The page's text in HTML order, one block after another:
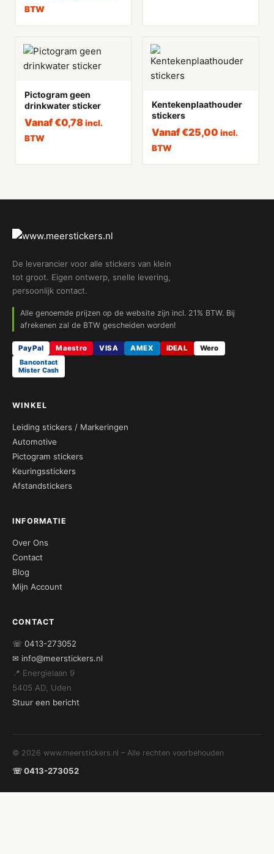
BTW
Pictogram geen
drinkwater sticker
Vanaf€0,78 incl.
BTW
Kentekenplaathouder
stickers
Vanaf€25,00 incl.
BTW
De leverancier voor alle stickers van klein
tot groot. Eigen ontwerp, snelle levering,
persoonlijk contact.
Alle genoemde prijzen op de website zijn incl. 21% BTW. Bij
afrekenen zal de BTW gescheiden worden!
PayPal Maestro VISA AMEX iDEAL
Wero
Bancontact
Mister Cash
WINKEL
Leiding stickers / Markeringen
Automotive
Pictogram stickers
Keuringsstickers
Afstandstickers
INFORMATIE
Over Ons
Contact
Blog
Mijn Account
CONTACT
☏ 0413-273052
✉ info@meerstickers.nl
📍 Energielaan 9
5405 AD, Uden
Stuur een bericht
© 2026 www.meerstickers.nl – Alle rechten voorbehouden
☏ 0413-273052